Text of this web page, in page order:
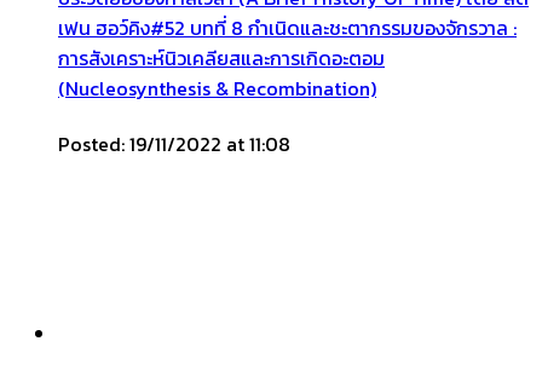
เฟน ฮอว์คิง#52 บทที่ 8 กำเนิดและชะตากรรมของจักรวาล :
การสังเคราะห์นิวเคลียสและการเกิดอะตอม
(Nucleosynthesis & Recombination)
Posted: 19/11/2022 at 11:08